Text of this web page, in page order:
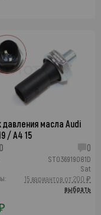
давления масла Audi
/ A4 15
0
ST036919081D
Sat
15 вариантов от 200 ₽
выбрать